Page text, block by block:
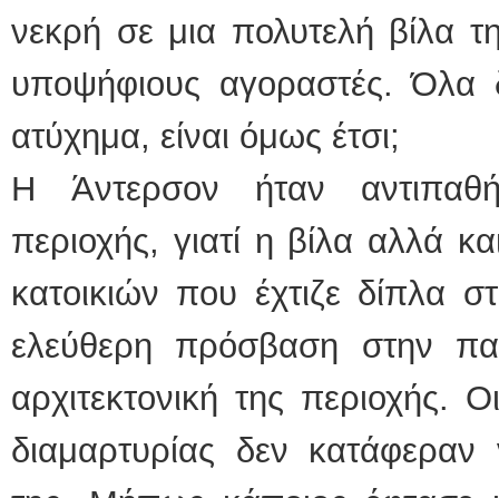
νεκρή σε μια πολυτελή βίλα
υποψήφιους αγοραστές. Όλα
ατύχημα, είναι όμως έτσι;
Η Άντερσον ήταν
περιοχής, γιατί η βίλα αλλά
κατοικιών που έχτιζε δίπλα
ελεύθερη πρόσβαση στην
αρχιτεκτονική της περιοχής.
διαμαρτυρίας δεν